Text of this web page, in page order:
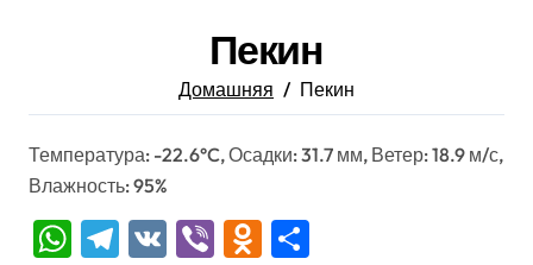
Пекин
Домашняя Пекин
Температура: -22.6°C, Осадки: 31.7 мм, Ветер: 18.9 м/с,
Влажность: 95%
WhatsApp
Telegram
VK ViberOdnoklassniki